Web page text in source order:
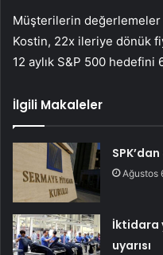
Müşterilerin değerlemeler
Kostin, 22x ileriye dönük
12 aylık S&P 500
İlgili Makaleler
Ağustos
İktidara
uyarısı